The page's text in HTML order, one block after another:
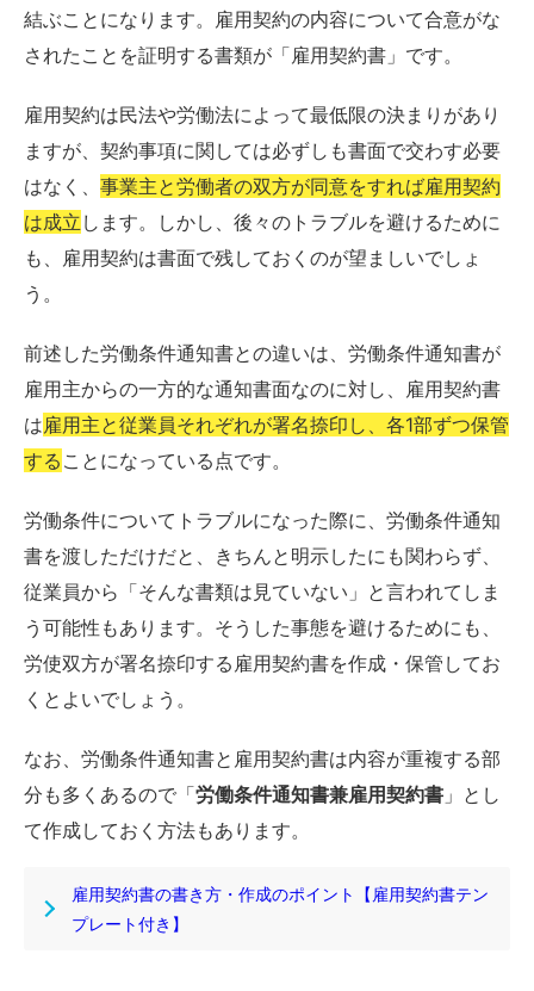
結ぶことになります。雇用契約の内容について合意がな
されたことを証明する書類が「雇用契約書」です。
雇用契約は民法や労働法によって最低限の決まりがあり
ますが、契約事項に関しては必ずしも書面で交わす必要
はなく、 事業主と労働者の双方が同意をすれば雇用契約
は成立 します。しかし、後々のトラブルを避けるために
も、雇用契約は書面で残しておくのが望ましいでしょ
う。
前述した労働条件通知書との違いは、労働条件通知書が
雇用主からの一方的な通知書面なのに対し、雇用契約書
は雇用主と従業員それぞれが署名捺印し、各1部ずつ保管
する ことになっている点です。
労働条件についてトラブルになった際に、労働条件通知
書を渡しただけだと、きちんと明示したにも関わらず、
従業員から「そんな書類は見ていない」と言われてしま
う可能性もあります。そうした事態を避けるためにも、
労使双方が署名捺印する雇用契約書を作成・保管してお
くとよいでしょう。
なお、労働条件通知書と雇用契約書は内容が重複する部
分も多くあるので「労働条件通知書兼雇用契約書 」とし
て作成しておく方法もあります。
雇用契約書の書き方・作成のポイント【雇用契約書テン
プレート付き】